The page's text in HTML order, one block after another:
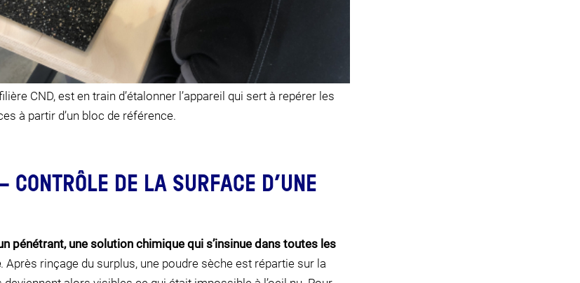
CND, est en train d’étalonner l’appareil qui sert à repérer les
à partir d’un bloc de référence.
CONTRÔLE DE LA SURFACE D’UNE
pénétrant, une solution chimique qui s’insinue dans toutes les
. Après rinçage du surplus, une poudre sèche est répartie sur la